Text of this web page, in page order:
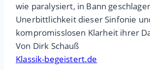
wie paralysiert, in Bann
Unerbittlichkeit dieser Sinfonie
kompromisslosen Klarheit ihrer
Von Dirk Schauß
Klassik-begeistert.de